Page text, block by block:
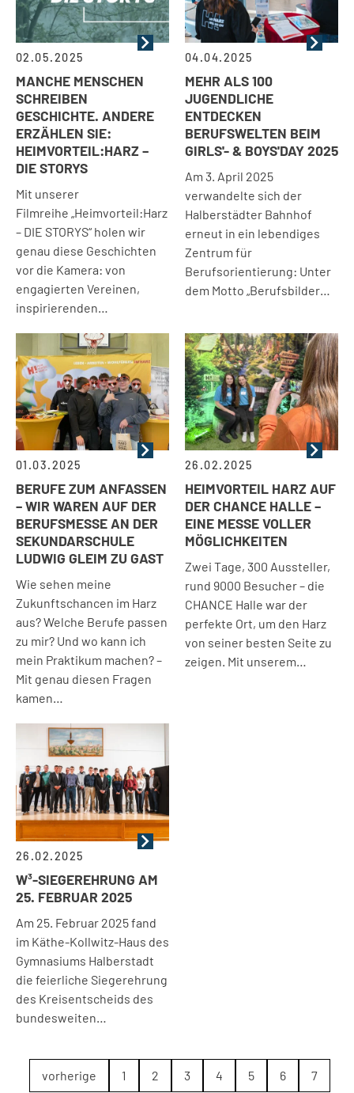
02.05.2025
MANCHE MENSCHEN
SCHREIBEN
GESCHICHTE. ANDERE
ERZÄHLEN SIE:
HEIMVORTEIL:HARZ –
DIE STORYS
Mit unserer
Filmreihe „Heimvorteil:Harz
– DIE STORYS“ holen wir
genau diese Geschichten
vor die Kamera: von
engagierten Vereinen,
inspirierenden…
04.04.2025
MEHR ALS 100
JUGENDLICHE
ENTDECKEN
BERUFSWELTEN BEIM
GIRLS'- & BOYS'DAY 2025
Am 3. April 2025
verwandelte sich der
Halberstädter Bahnhof
erneut in ein lebendiges
Zentrum für
Berufsorientierung: Unter
dem Motto „Berufsbilder…
01.03.2025
BERUFE ZUM ANFASSEN
– WIR WAREN AUF DER
BERUFSMESSE AN DER
SEKUNDARSCHULE
LUDWIG GLEIM ZU GAST
Wie sehen meine
Zukunftschancen im Harz
aus? Welche Berufe passen
zu mir? Und wo kann ich
mein Praktikum machen? –
Mit genau diesen Fragen
kamen…
26.02.2025
HEIMVORTEIL HARZ AUF
DER CHANCE HALLE –
EINE MESSE VOLLER
MÖGLICHKEITEN
Zwei Tage, 300 Aussteller,
rund 9000 Besucher – die
CHANCE Halle war der
perfekte Ort, um den Harz
von seiner besten Seite zu
zeigen. Mit unserem…
26.02.2025
W³-SIEGEREHRUNG AM
25. FEBRUAR 2025
Am 25. Februar 2025 fand
im Käthe-Kollwitz-Haus des
Gymnasiums Halberstadt
die feierliche Siegerehrung
des Kreisentscheids des
bundesweiten…
vorherige 1 2 3 4 5 6 7